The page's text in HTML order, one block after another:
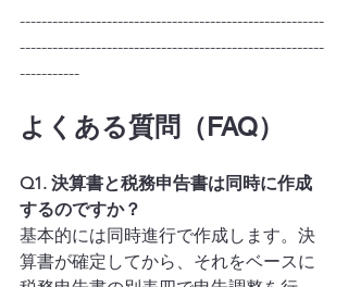
--------------------------------------------------------
--------------------------------------------------------
-----------
よくある質問（FAQ）
Q1. 決算書と税務申告書は同時に作成
するのですか？
基本的には同時進行で作成します。決
算書が確定してから、それをベースに